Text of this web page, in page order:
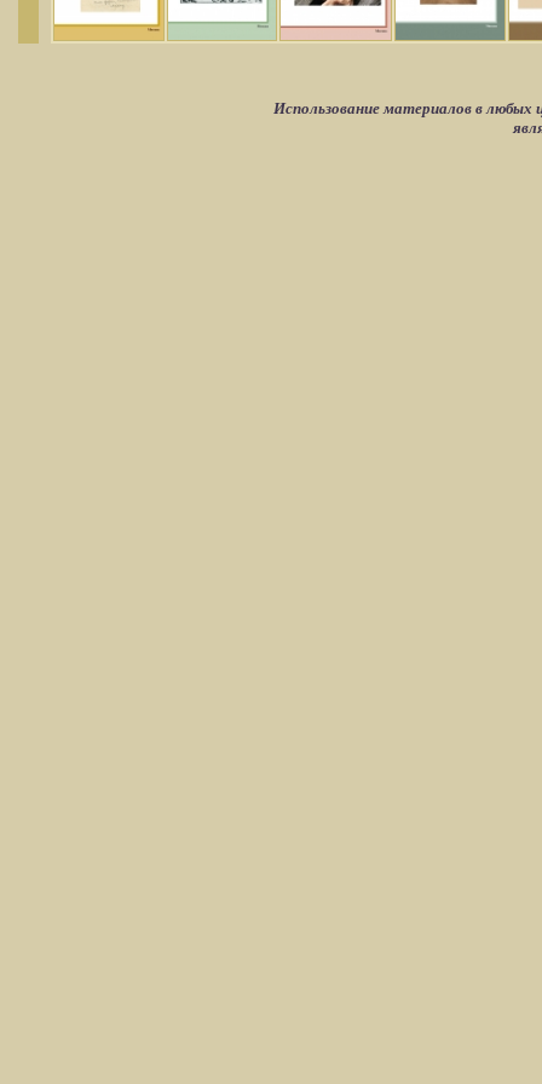
Использование материалов в любых